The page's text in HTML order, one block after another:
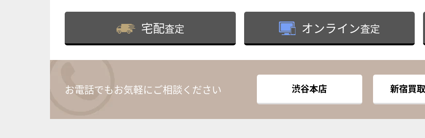
宅配査定 オンライン査定
お電話でもお気軽にご相談ください 渋谷本店 新宿買